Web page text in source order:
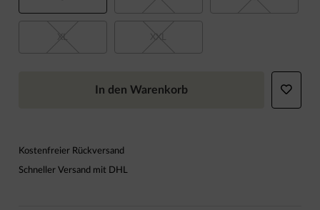
In den Warenkorb
Kostenfreier Rückversand
Schneller Versand mit DHL